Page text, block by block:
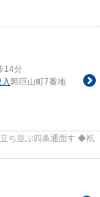
14分
郭巨山町7番地
ち並ぶ四条通面す ◆祇